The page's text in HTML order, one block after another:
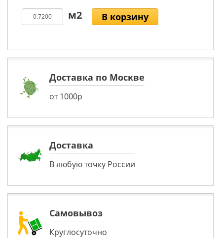
В корзину
Доставка по Москве
от 1000р
Доставка
В любую точку России
Самовывоз
Круглосуточно